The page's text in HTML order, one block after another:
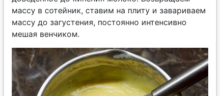
массу в сотейник, ставим на плиту и завариваем
массу до загустения, постоянно интенсивно
мешая венчиком.